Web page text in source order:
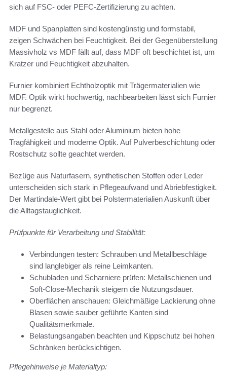
sich auf FSC- oder PEFC-Zertifizierung zu achten.
MDF und Spanplatten sind kostengünstig und formstabil,
zeigen Schwächen bei Feuchtigkeit. Bei der Gegenüberstellung
Massivholz vs MDF fällt auf, dass MDF oft beschichtet ist, um
Kratzer und Feuchtigkeit abzuhalten.
Furnier kombiniert Echtholzoptik mit Trägermaterialien wie
MDF. Optik wirkt hochwertig, nachbearbeiten lässt sich Furnier
nur begrenzt.
Metallgestelle aus Stahl oder Aluminium bieten hohe
Tragfähigkeit und moderne Optik. Auf Pulverbeschichtung oder
Rostschutz sollte geachtet werden.
Bezüge aus Naturfasern, synthetischen Stoffen oder Leder
unterscheiden sich stark in Pflegeaufwand und Abriebfestigkeit.
Der Martindale-Wert gibt bei Polstermaterialien Auskunft über
die Alltagstauglichkeit.
Prüfpunkte für Verarbeitung und Stabilität:
Verbindungen testen: Schrauben und Metallbeschläge
sind langlebiger als reine Leimkanten.
Schubladen und Scharniere prüfen: Metallschienen und
Soft-Close-Mechanik steigern die Nutzungsdauer.
Oberflächen anschauen: Gleichmäßige Lackierung ohne
Blasen sowie sauber geführte Kanten sind
Qualitätsmerkmale.
Belastungsangaben beachten und Kippschutz bei hohen
Schränken berücksichtigen.
Pflegehinweise je Materialtyp: